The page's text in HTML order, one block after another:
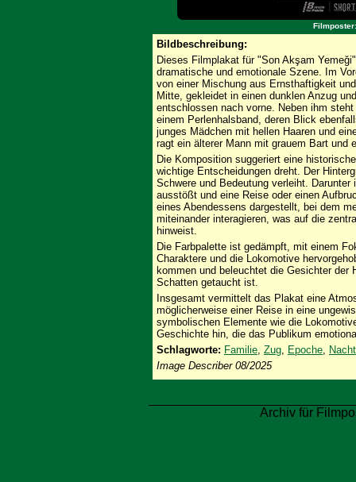
Bildbeschreibung:
Dieses Filmplakat für "Son Akşam
dramatische und emotionale Szene. Im
von einer Mischung aus Ernsthaftigkeit
Mitte, gekleidet in einen dunklen Anzug
entschlossen nach vorne. Neben ihm
einem Perlenhalsband, deren Blick
junges Mädchen mit hellen Haaren und
ragt ein älterer Mann mit grauem Bart und
Die Komposition suggeriert eine
wichtige Entscheidungen dreht. Der
Schwere und Bedeutung verleiht.
ausstößt und eine Reise oder einen
eines Abendessens dargestellt, bei dem
miteinander interagieren, was auf die
hinweist.
Die Farbpalette ist gedämpft, mit einem
Charaktere und die Lokomotive
kommen und beleuchtet die Gesichter der
Schatten getaucht ist.
Insgesamt vermittelt das Plakat eine
möglicherweise einer Reise in eine
symbolischen Elemente wie die
Geschichte hin, die das Publikum
Schlagworte: Familie, Zug, Epoche, Nacht
Image Describer 08/2025
Archiv für